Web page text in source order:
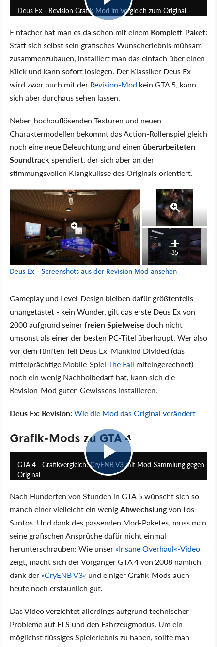
Deus Ex - Revision Grafik-Mod im Vergleich zum Original
Einfacher hat man es da schon mit einem Komplett-Paket:
Statt sich selbst sein grafisches Wunscherlebnis mühsam
zusammenzubauen, installiert man das einfach über einen
Klick und kann sofort loslegen. Der Klassiker Deus Ex
wird zwar auch mit der Revision-Mod kein GTA 5, kann
sich aber durchaus sehen lassen.
Neben hochauflösenden Texturen und neuen
Charaktermodellen bekommt das Action-Rollenspiel gleich
noch eine neue Beleuchtung und einen überarbeiteten
Soundtrackspendiert, der sich aber an der
stimmungsvollen Klangkulisse des Originals orientiert.
35
Deus Ex - Screenshots aus der Revision Mod ansehen
Gameplay und Level-Design bleiben dafür größtenteils
unangetastet - kein Wunder, gilt das erste Deus Ex von
2000 aufgrund seinerfreien Spielweise doch nicht
umsonst als einer der besten PC-Titel überhaupt. Wer also
vor dem fünften Teil Deus Ex: Mankind Divided (das
mittelprächtige Mobile-Spiel The Fall miteingerechnet)
noch ein wenig Nachholbedarf hat, kann sich die
Revision-Mod guten Gewissens installieren.
Deus Ex: Revision:Wie die Mod das Original verändert
Grafik-Mods zu GTA 4
GTA 4 - Grafikvergleich: CryENB V3 mit Mod-Sammlung gegen
Original
Nach Hunderten von Stunden in GTA 5 wünscht sich so
manch einer vielleicht ein wenigAbwechslungvon Los
Santos. Und dank des passenden Mod-Paketes, muss man
seine grafischen Ansprüche dafür nicht einmal
herunterschrauben: Wie unser »Insane Overhaul«-Video
zeigt, macht sich der Vorgänger GTA 4 von 2008 nämlich
dank der »CryENB V3« und einiger Grafik-Mods auch
heute noch erstaunlich gut.
Das Video verzichtet allerdings aufgrund technischer
Probleme auf ELS und den Fahrzeugmodus. Um ein
möglichst flüssiges Spielerlebnis zu haben, sollte man